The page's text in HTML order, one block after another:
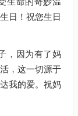
日！祝您生日
，因为有了妈
，这一切源于
我的爱。祝妈